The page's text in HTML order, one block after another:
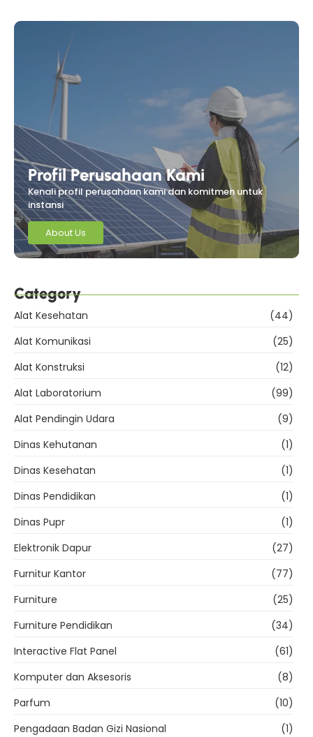
Profil Perusahaan Kami
Kenali profil perusahaan kami dan komitmen untuk
instansi
About Us
Category
Alat Kesehatan
(44)
Alat Komunikasi
(25)
Alat Konstruksi
(12)
Alat Laboratorium
(99)
Alat Pendingin Udara
(9)
Dinas Kehutanan
(1)
Dinas Kesehatan
(1)
Dinas Pendidikan
(1)
Dinas Pupr
(1)
Elektronik Dapur
(27)
Furnitur Kantor
(77)
Furniture
(25)
Furniture Pendidikan
(34)
Interactive Flat Panel
(61)
Komputer dan Aksesoris
(8)
Parfum
(10)
Pengadaan Badan Gizi Nasional
(1)